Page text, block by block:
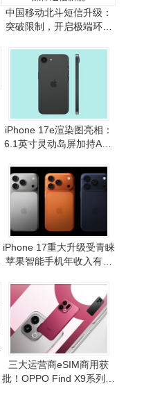
光联携手利元亨，共话新能源制造AI时代网络新路径与新机遇
中国移动北斗短信升级：
突破限制，开启极端环境
iPhone 17e渲染图亮相：
6.1英寸灵动岛屏加持A19
iPhone 17重大升级受青睐
苹果智能手机年收入有望
三大运营商eSIM商用获
批！OPPO Find X9系列首